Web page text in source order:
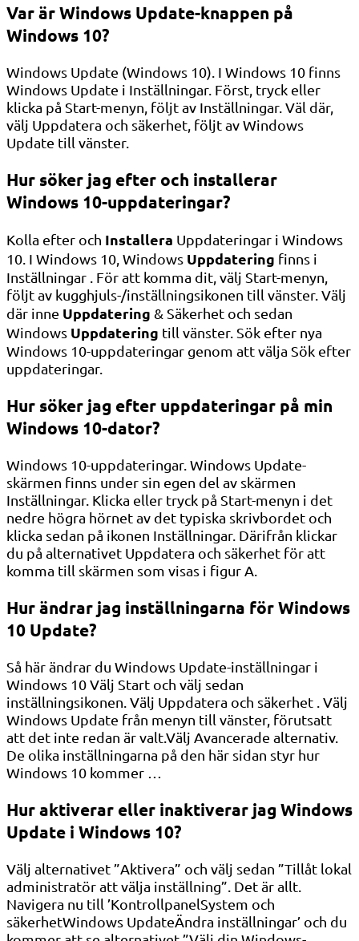
Var är Windows Update-knappen på
Windows 10?
Windows Update (Windows 10). I Windows 10 finns
Windows Update i Inställningar. Först, tryck eller
klicka på Start-menyn, följt av Inställningar. Väl där,
välj Uppdatera och säkerhet, följt av Windows
Update till vänster.
Hur söker jag efter och installerar
Windows 10-uppdateringar?
Kolla efter och Installera Uppdateringar i Windows
10. I Windows 10, Windows Uppdatering finns i
Inställningar . För att komma dit, välj Start-menyn,
följt av kugghjuls-/inställningsikonen till vänster. Välj
där inne Uppdatering & Säkerhet och sedan
Windows Uppdatering till vänster. Sök efter nya
Windows 10-uppdateringar genom att välja Sök efter
uppdateringar.
Hur söker jag efter uppdateringar på min
Windows 10-dator?
Windows 10-uppdateringar. Windows Update-
skärmen finns under sin egen del av skärmen
Inställningar. Klicka eller tryck på Start-menyn i det
nedre högra hörnet av det typiska skrivbordet och
klicka sedan på ikonen Inställningar. Därifrån klickar
du på alternativet Uppdatera och säkerhet för att
komma till skärmen som visas i figur A.
Hur ändrar jag inställningarna för Windows
10 Update?
Så här ändrar du Windows Update-inställningar i
Windows 10 Välj Start och välj sedan
inställningsikonen. Välj Uppdatera och säkerhet . Välj
Windows Update från menyn till vänster, förutsatt
att det inte redan är valt.Välj Avancerade alternativ.
De olika inställningarna på den här sidan styr hur
Windows 10 kommer …
Hur aktiverar eller inaktiverar jag Windows
Update i Windows 10?
Välj alternativet ”Aktivera” och välj sedan ”Tillåt lokal
administratör att välja inställning”. Det är allt.
Navigera nu till ’KontrollpanelSystem och
säkerhetWindows UpdateÄndra inställningar’ och du